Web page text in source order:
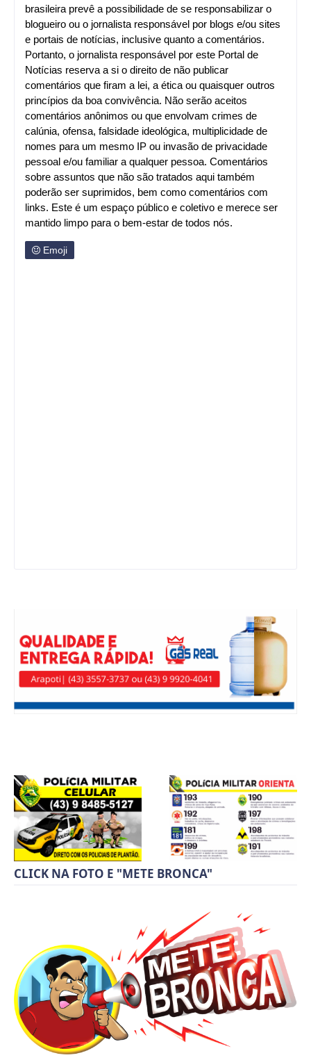
brasileira prevê a possibilidade de se responsabilizar o
blogueiro ou o jornalista responsável por blogs e/ou sites
e portais de notícias, inclusive quanto a comentários.
Portanto, o jornalista responsável por este Portal de
Notícias reserva a si o direito de não publicar
comentários que firam a lei, a ética ou quaisquer outros
princípios da boa convivência. Não serão aceitos
comentários anônimos ou que envolvam crimes de
calúnia, ofensa, falsidade ideológica, multiplicidade de
nomes para um mesmo IP ou invasão de privacidade
pessoal e/ou familiar a qualquer pessoa. Comentários
sobre assuntos que não são tratados aqui também
poderão ser suprimidos, bem como comentários com
links. Este é um espaço público e coletivo e merece ser
mantido limpo para o bem-estar de todos nós.
Emoji
CLICK NA FOTO E "METE BRONCA"